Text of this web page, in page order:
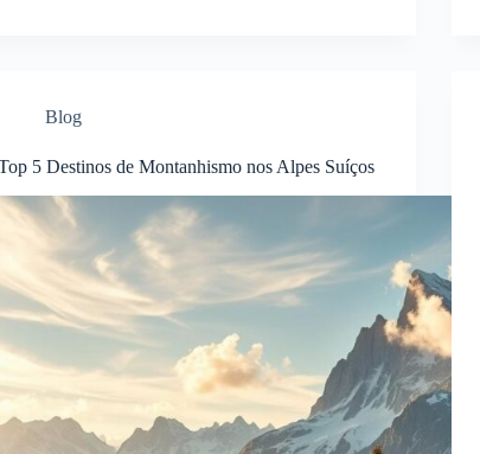
Blog
5 Destinos de Montanhismo nos Alpes Suíços